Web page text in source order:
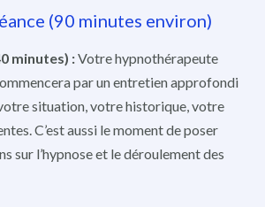
(90 minutes environ)
minutes) :Votre hypnothérapeute
par un entretien approfondi
situation, votre historique, votre
C’est aussi le moment de poser
sur l’hypnose et le déroulement des